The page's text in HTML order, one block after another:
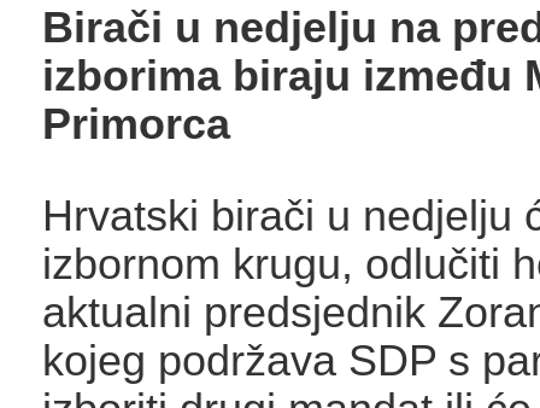
Birači u nedjelju na
izborima biraju između
Primorca
Hrvatski birači u nedjelju
izbornom krugu, odlučiti
aktualni predsjednik
kojeg podržava SDP s